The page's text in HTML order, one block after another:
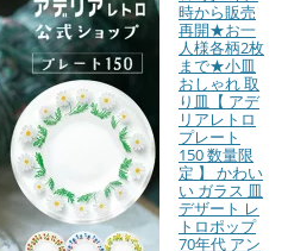
時から販売
再開★お一
人様各柄2枚
まで★小皿
おしゃれ 取
り皿【 アデ
リアレトロ
プレート
150 数量限
定 】 かわい
い ガラス 皿
デザート レ
トロポップ
70年代 アン